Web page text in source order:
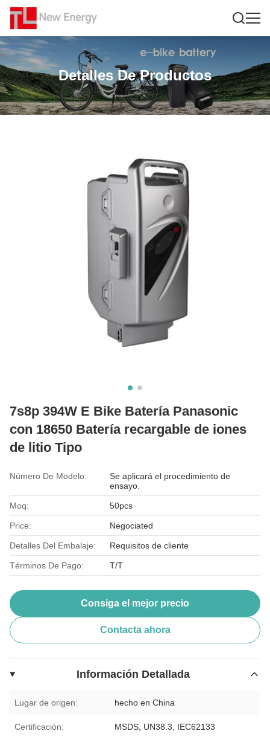
Detalles De Productos
7s8p 394W E Bike Batería Panasonic
con 18650 Batería recargable de iones
de litio Tipo
Número De Modelo:
Se aplicará el procedimiento de
ensayo.
Moq: 50pcs
Price: Negociated
Detalles Del Embalaje: Requisitos de cliente
Términos De Pago: T/T
Consiga el mejor precio
Contacta ahora
Información Detallada
Lugar de origen: hecho en China
Certificación: MSDS, UN38.3, IEC62133